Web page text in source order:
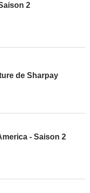
2
de Sharpay
- Saison 2